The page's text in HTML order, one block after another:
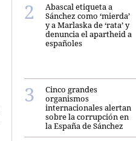
Abascal etiqueta a
Sánchez como ‘mierda’
y a Marlaska de ‘rata’ y
denuncia el apartheid a
españoles
Cinco grandes
organismos
internacionales alertan
sobre la corrupción en
la España de Sánchez